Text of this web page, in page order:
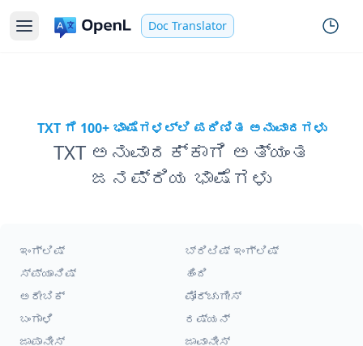
Doc Translator
TXT ಗೆ 100+ ಭಾಷೆಗಳಲ್ಲಿ ಪರಿಣಿತ ಅನುವಾದಗಳು
TXT ಅನುವಾದಕ್ಕಾಗಿ ಅತ್ಯಂತ
ಜನಪ್ರಿಯ ಭಾಷೆಗಳು
ಇಂಗ್ಲಿಷ್
ಬ್ರಿಟಿಷ್ ಇಂಗ್ಲಿಷ್
ಸ್ಪ್ಯಾನಿಷ್
ಹಿಂದಿ
ಅರೇಬಿಕ್
ಪೋರ್ಚುಗೀಸ್
ಬಂಗಾಳಿ
ರಷ್ಯನ್
ಜಾಪಾನೀಸ್
ಜಾವಾನೀಸ್